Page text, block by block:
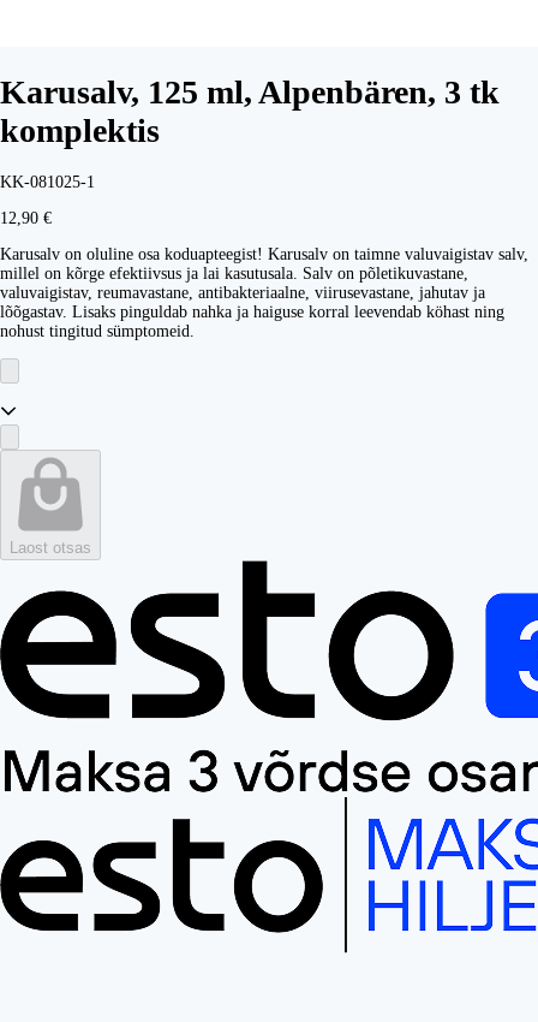
Karusalv, 125 ml, Alpenbären, 3 tk
komplektis
KK-081025-1
12,90 €
Karusalv on oluline osa koduapteegist! Karusalv on taimne valuvaigistav salv,
millel on kõrge efektiivsus ja lai kasutusala. Salv on põletikuvastane,
valuvaigistav, reumavastane, antibakteriaalne, viirusevastane, jahutav ja
lõõgastav. Lisaks pinguldab nahka ja haiguse korral leevendab köhast ning
nohust tingitud sümptomeid.
Laost otsas